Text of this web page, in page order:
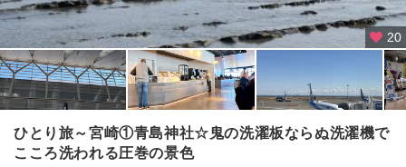
20
ひとり旅～宮崎①青島神社☆鬼の洗濯板ならぬ洗濯機で
こころ洗われる圧巻の景色